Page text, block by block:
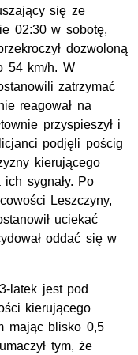
się ze
02:30 w sobotę,
dozwoloną
54 km/h. W
zatrzymać
reagował na
przyspieszył i
podjęli pościg
kierującego
sygnały. Po
Leszczyny,
uciekać
oddać się w
latek jest pod
kierującego
mając blisko 0,5
tym, że